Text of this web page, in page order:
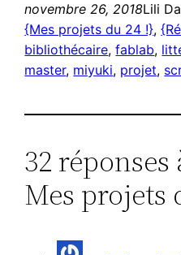
novembre 26, 2018Lili
{Mes projets du 24 !},
bibliothécaire, fablab,
master, miyuki, projet,
32 réponses
Mes projets